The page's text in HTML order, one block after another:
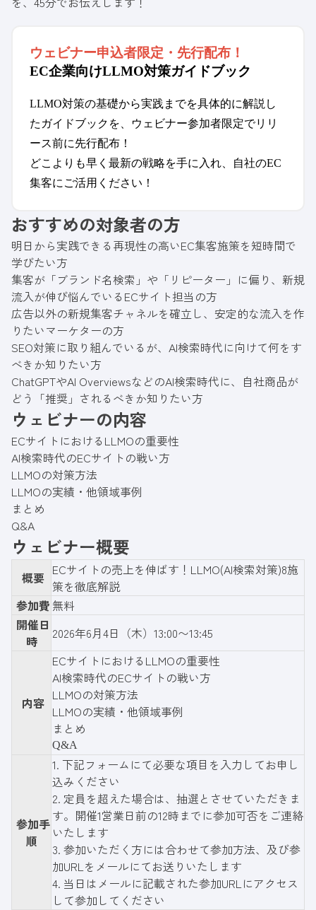
ウェビナー申込者限定・先行配布！
EC企業向けLLMO対策ガイドブック
LLMO対策の基礎から実践までを具体的に解説し
たガイドブックを、ウェビナー参加者限定でリリ
ース前に先行配布！
どこよりも早く最新の戦略を手に入れ、自社のEC
集客にご活用ください！
おすすめの対象者の方
明日から実践できる再現性の高いEC集客施策を短時間で
学びたい方
集客が「ブランド名検索」や「リピーター」に偏り、新規
流入が伸び悩んでいるECサイト担当の方
広告以外の新規集客チャネルを確立し、安定的な流入を作
りたいマーケターの方
SEO対策に取り組んでいるが、AI検索時代に向けて何をす
べきか知りたい方
ChatGPTやAI OverviewsなどのAI検索時代に、自社商品が
どう「推奨」されるべきか知りたい方
ウェビナーの内容
ECサイトにおけるLLMOの重要性
AI検索時代のECサイトの戦い方
LLMOの対策方法
LLMOの実績・他領域事例
まとめ
Q&A
ウェビナー概要
概要 ECサイトの売上を伸ばす！LLMO(AI検索対策)8施
策を徹底解説
参加費無料
開催日
時
2026年6月4日（木）13:00〜13:45
内容
ECサイトにおけるLLMOの重要性
AI検索時代のECサイトの戦い方
LLMOの対策方法
LLMOの実績・他領域事例
まとめ
Q&A
参加手
順
1. 下記フォーム にて必要な項目を入力してお申し
込みください
2. 定員を超えた場合は、抽選とさせていただきま
す。開催1営業日前の12時までに参加可否をご連絡
いたします
3. 参加いただく方には合わせて参加方法、及び参
加URLをメールにてお送りいたします
4. 当日はメールに記載された参加URLにアクセス
して参加してください